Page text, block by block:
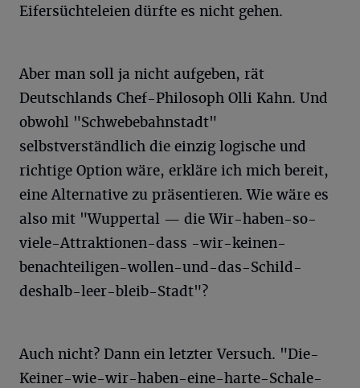
Eifersüchteleien dürfte es nicht gehen.
Aber man soll ja nicht aufgeben, rät
Deutschlands Chef-Philosoph Olli Kahn. Und
obwohl "Schwebebahnstadt"
selbstverständlich die einzig logische und
richtige Option wäre, erkläre ich mich bereit,
eine Alternative zu präsentieren. Wie wäre es
also mit "Wuppertal — die Wir-haben-so-
viele-Attraktionen-dass -wir-keinen-
benachteiligen-wollen-und-das-Schild-
deshalb-leer-bleib-Stadt"?
Auch nicht? Dann ein letzter Versuch. "Die-
Keiner-wie-wir-haben-eine-harte-Schale-